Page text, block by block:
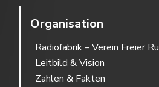
Organisation
Radiofabrik – Verein Freier
Leitbild & Vision
Zahlen & Fakten